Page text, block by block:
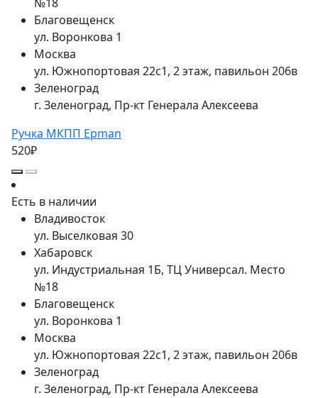
Благовещенск
ул. Воронкова 1
Москва
ул. Южнопортовая 22с1, 2 этаж, павильон 206в
Зеленоград
г. Зеленоград, Пр-кт Генерала Алексеева
Ручка МКПП Epman
520₽
Есть в наличии
Владивосток
ул. Выселковая 30
Хабаровск
ул. Индустриальная 1Б, ТЦ Универсал. Место
№18
Благовещенск
ул. Воронкова 1
Москва
ул. Южнопортовая 22с1, 2 этаж, павильон 206в
Зеленоград
г. Зеленоград, Пр-кт Генерала Алексеева